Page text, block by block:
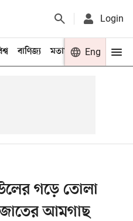
Login
বাণিজ্য মতামত খেলা
Eng
গড়ে তোলা
জাতের আমগাছ